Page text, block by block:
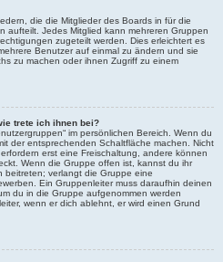
die die Mitglieder des Boards in für die
aufteilt. Jedes Mitglied kann mehreren Gruppen
zugeteilt werden. Dies erleichtert es
Benutzer auf einmal zu ändern und sie
zu machen oder ihnen Zugriff zu einem
trete ich ihnen bei?
im persönlichen Bereich. Wenn du
der entsprechenden Schaltfläche machen. Nicht
erst eine Freischaltung, andere können
Wenn die Gruppe offen ist, kannst du ihr
beitreten; verlangt die Gruppe eine
Ein Gruppenleiter muss daraufhin deinen
du in die Gruppe aufgenommen werden
wenn er dich ablehnt, er wird einen Grund